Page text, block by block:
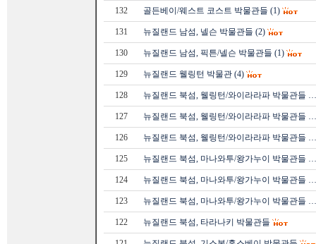
132 골든베이/웨스트 코스트 박물관들 (1)
131 뉴질랜드 남섬, 넬슨 박물관들 (2)
130 뉴질랜드 남섬, 픽튼/넬슨 박물관들 (1)
129 뉴질랜드 웰링턴 박물관 (4)
128 뉴질랜드 북섬, 웰링턴/와이라라파 박물관들 …
127 뉴질랜드 북섬, 웰링턴/와이라라파 박물관들 …
126 뉴질랜드 북섬, 웰링턴/와이라라파 박물관들 …
125 뉴질랜드 북섬, 마나와투/왕가누이 박물관들 …
124 뉴질랜드 북섬, 마나와투/왕가누이 박물관들 …
123 뉴질랜드 북섬, 마나와투/왕가누이 박물관들 …
122 뉴질랜드 북섬, 타라나키 박물관들